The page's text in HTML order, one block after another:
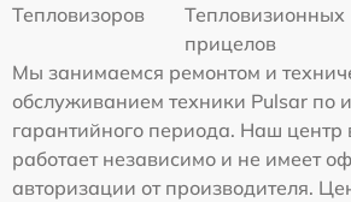
Тепловизоров
Тепловизионных
прицелов
Мы занимаемся ремонтом и
обслуживанием техники Pulsar по
гарантийного периода. Наш центр
работает независимо и не имеет
авторизации от производителя.